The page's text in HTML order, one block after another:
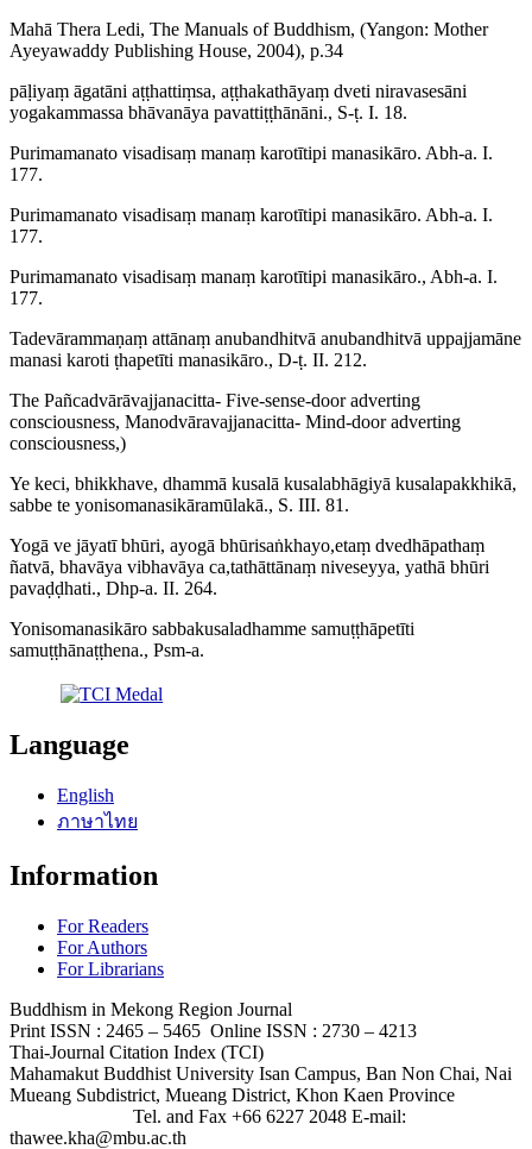
Mahā Thera Ledi, The Manuals of Buddhism, (Yangon: Mother
Ayeyawaddy Publishing House, 2004), p.34
pāḷiyaṃ āgatāni aṭṭhattiṃsa, aṭṭhakathāyaṃ dveti niravasesāni
yogakammassa bhāvanāya pavattiṭṭhānāni., S-ṭ. I. 18.
Purimamanato visadisaṃ manaṃ karotītipi manasikāro. Abh-a. I.
177.
Purimamanato visadisaṃ manaṃ karotītipi manasikāro. Abh-a. I.
177.
Purimamanato visadisaṃ manaṃ karotītipi manasikāro., Abh-a. I.
177.
Tadevārammaṇaṃ attānaṃ anubandhitvā anubandhitvā uppajjamāne
manasi karoti ṭhapetīti manasikāro., D-ṭ. II. 212.
The Pañcadvārāvajjanacitta- Five-sense-door adverting
consciousness, Manodvāravajjanacitta- Mind-door adverting
consciousness,)
Ye keci, bhikkhave, dhammā kusalā kusalabhāgiyā kusalapakkhikā,
sabbe te yonisomanasikāramūlakā., S. III. 81.
Yogā ve jāyatī bhūri, ayogā bhūrisaṅkhayo,etaṃ dvedhāpathaṃ
ñatvā, bhavāya vibhavāya ca,tathāttānaṃ niveseyya, yathā bhūri
pavaḍḍhati., Dhp-a. II. 264.
Yonisomanasikāro sabbakusaladhamme samuṭṭhāpetīti
samuṭṭhānaṭṭhena., Psm-a.
Language
English
ภาษาไทย
Information
For Readers
For Authors
For Librarians
Buddhism in Mekong Region Journal
Print ISSN : 2465 – 5465 Online ISSN : 2730 – 4213
Thai-Journal Citation Index (TCI)
Mahamakut Buddhist University Isan Campus, Ban Non Chai, Nai
Mueang Subdistrict, Mueang District, Khon Kaen Province
Tel. and Fax +66 6227 2048 E-mail:
thawee.kha@mbu.ac.th